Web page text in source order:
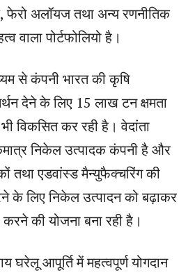
फेरो अलॉयज तथा अन्य रणनीतिक
वाला पोर्टफोलियो है।
से कंपनी भारत की कृषि
देने के लिए 15 लाख टन क्षमता
विकसित कर रही है। वेदांता
निकेल उत्पादक कंपनी है और
तथा एडवांस्ड मैन्युफैक्चरिंग की
के लिए निकेल उत्पादन को बढ़ाकर
की योजना बना रही है।
घरेलू आपूर्ति में महत्वपूर्ण योगदान